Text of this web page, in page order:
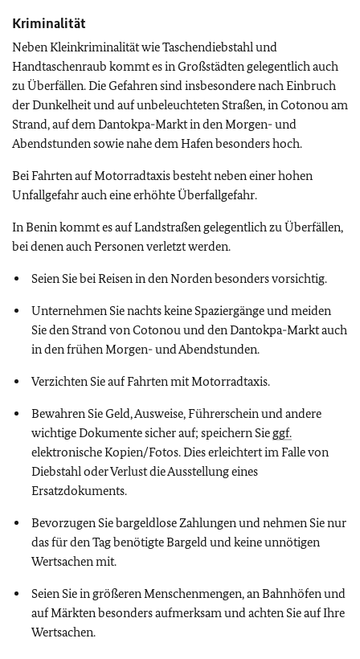
Kriminalität
Neben Kleinkriminalität wie Taschendiebstahl und
Handtaschenraub kommt es in Großstädten gelegentlich auch
zu Überfällen. Die Gefahren sind insbesondere nach Einbruch
der Dunkelheit und auf unbeleuchteten Straßen, in Cotonou am
Strand, auf dem Dantokpa-Markt in den Morgen- und
Abendstunden sowie nahe dem Hafen besonders hoch.
Bei Fahrten auf Motorradtaxis besteht neben einer hohen
Unfallgefahr auch eine erhöhte Überfallgefahr.
In Benin kommt es auf Landstraßen gelegentlich zu Überfällen,
bei denen auch Personen verletzt werden.
Seien Sie bei Reisen in den Norden besonders vorsichtig.
Unternehmen Sie nachts keine Spaziergänge und meiden
Sie den Strand von Cotonou und den Dantokpa-Markt auch
in den frühen Morgen- und Abendstunden.
Verzichten Sie auf Fahrten mit Motorradtaxis.
Bewahren Sie Geld, Ausweise, Führerschein und andere
wichtige Dokumente sicher auf; speichern Sie ggf.
elektronische Kopien/Fotos. Dies erleichtert im Falle von
Diebstahl oder Verlust die Ausstellung eines
Ersatzdokuments.
Bevorzugen Sie bargeldlose Zahlungen und nehmen Sie nur
das für den Tag benötigte Bargeld und keine unnötigen
Wertsachen mit.
Seien Sie in größeren Menschenmengen, an Bahnhöfen und
auf Märkten besonders aufmerksam und achten Sie auf Ihre
Wertsachen.